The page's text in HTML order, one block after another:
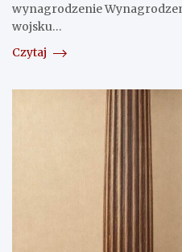
wynagrodzenie
wojsku…
Czytaj